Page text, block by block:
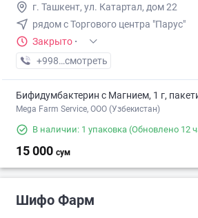
г. Ташкент, ул. Катартал, дом 22
рядом с Торгового центра "Парус"
Закрыто ·
+998 (77) XXX-XX-XX
смотреть
Бифидумбактерин с Магнием, 1 г,
Mega Farm Service, ООО (Узбекистан)
В наличии: 1 упаковка (Обновлено 12
15 000 сум
Шифо Фарм